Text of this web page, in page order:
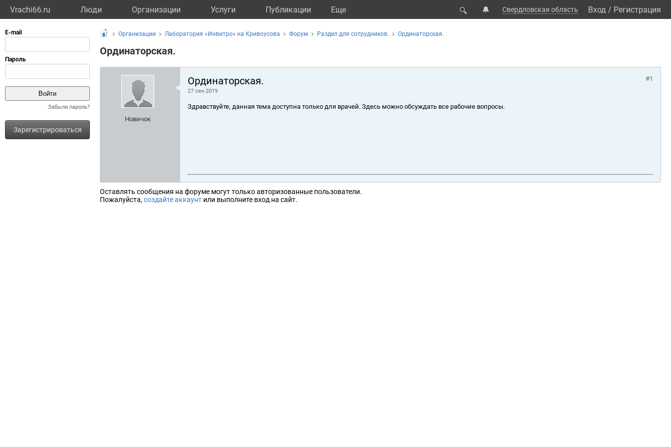
Vrachi66.ru Люди Организации Услуги Публикации Eще 🔍 🔔 Свердловская область Вход / Регистрация
Забыли пароль?
Зарегистрироваться
Организации Лаборатория «Инвитро» на Кривоусова Форум Раздел для сотрудников. Ординаторская.
Ординаторская.
Новичок
Ординаторская.
27 сен 2019
#1
Здравствуйте, данная тема доступна только для врачей. Здесь можно обсуждать все рабочие вопросы.
Оставлять сообщения на форуме могут только авторизованные пользователи.
Пожалуйста, создайте аккаунт или выполните вход на сайт.